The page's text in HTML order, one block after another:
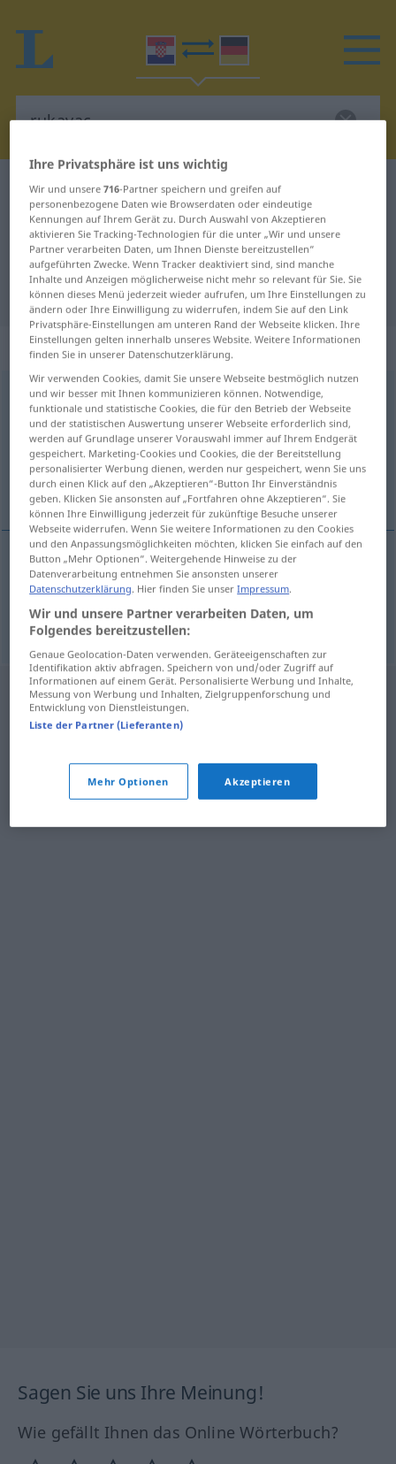
Kroatisch-Deutsch Wörterbuch rukavac
Kroatisch-Deutsch Übersetzung für
"rukavac"
"rukavac" Deutsch Übersetzung
„rukavac“
rukavac <-vca>
Übersicht aller Übersetzungen
(Für mehr Details die Übersetzung anklicken/antippen)
Nebenarm, Zapfen
Nebenarmm rukavac
Zapfenm rukavac TECH
Sagen Sie uns Ihre Meinung!
Wie gefällt Ihnen das Online Wörterbuch?
Ihre Privatsphäre ist uns wichtig
Wir und unsere716-Partner speichern und greifen auf
personenbezogene Daten wie Browserdaten oder eindeutige
Kennungen auf Ihrem Gerät zu. Durch Auswahl von Akzeptieren
aktivieren Sie Tracking-Technologien für die unter „Wir und unsere
Partner verarbeiten Daten, um Ihnen Dienste bereitzustellen“
aufgeführten Zwecke. Wenn Tracker deaktiviert sind, sind manche
Inhalte und Anzeigen möglicherweise nicht mehr so relevant für Sie. Sie
können dieses Menü jederzeit wieder aufrufen, um Ihre Einstellungen zu
ändern oder Ihre Einwilligung zu widerrufen, indem Sie auf den Link
Privatsphäre-Einstellungen am unteren Rand der Webseite klicken. Ihre
Einstellungen gelten innerhalb unseres Website. Weitere Informationen
finden Sie in unserer Datenschutzerklärung.
Wir verwenden Cookies, damit Sie unsere Webseite bestmöglich nutzen
und wir besser mit Ihnen kommunizieren können. Notwendige,
funktionale und statistische Cookies, die für den Betrieb der Webseite
und der statistischen Auswertung unserer Webseite erforderlich sind,
werden auf Grundlage unserer Vorauswahl immer auf Ihrem Endgerät
gespeichert. Marketing-Cookies und Cookies, die der Bereitstellung
personalisierter Werbung dienen, werden nur gespeichert, wenn Sie uns
durch einen Klick auf den „Akzeptieren“-Button Ihr Einverständnis
geben. Klicken Sie ansonsten auf „Fortfahren ohne Akzeptieren“. Sie
können Ihre Einwilligung jederzeit für zukünftige Besuche unserer
Webseite widerrufen. Wenn Sie weitere Informationen zu den Cookies
und den Anpassungsmöglichkeiten möchten, klicken Sie einfach auf den
Button „Mehr Optionen“. Weitergehende Hinweise zu der
Datenverarbeitung entnehmen Sie ansonsten unserer
Datenschutzerklärung. Hier finden Sie unserImpressum.
Wir und unsere Partner verarbeiten Daten, um
Folgendes bereitzustellen:
Genaue Geolocation-Daten verwenden. Geräteeigenschaften zur
Identifikation aktiv abfragen. Speichern von und/oder Zugriff auf
Informationen auf einem Gerät. Personalisierte Werbung und Inhalte,
Messung von Werbung und Inhalten, Zielgruppenforschung und
Entwicklung von Dienstleistungen.
Liste der Partner (Lieferanten)
Mehr Optionen Akzeptieren